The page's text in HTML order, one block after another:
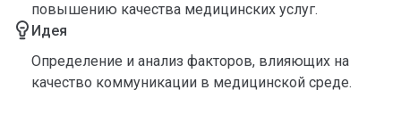
повышению качества медицинских услуг.
Идея
Определение и анализ факторов, влияющих на
качество коммуникации в медицинской среде.